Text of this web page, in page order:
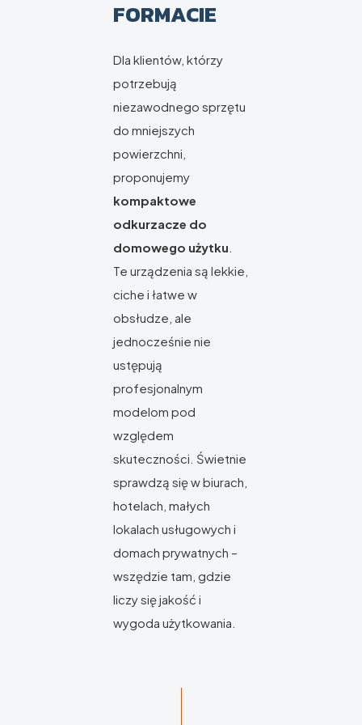
FORMACIE
Dla klientów, którzy
potrzebują
niezawodnego sprzętu
do mniejszych
powierzchni,
proponujemy
kompaktowe
odkurzacze do
domowego użytku
Te urządzenia są lekkie,
ciche i łatwe w
obsłudze, ale
jednocześnie nie
ustępują
profesjonalnym
modelom pod
względem
skuteczności. Świetnie
sprawdzą się w biurach,
hotelach, małych
lokalach usługowych i
domach prywatnych –
wszędzie tam, gdzie
liczy się jakość i
wygoda użytkowania.